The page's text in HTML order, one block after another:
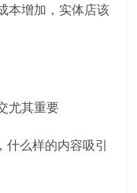
本增加，实体店该
尤其重要
么样的内容吸引